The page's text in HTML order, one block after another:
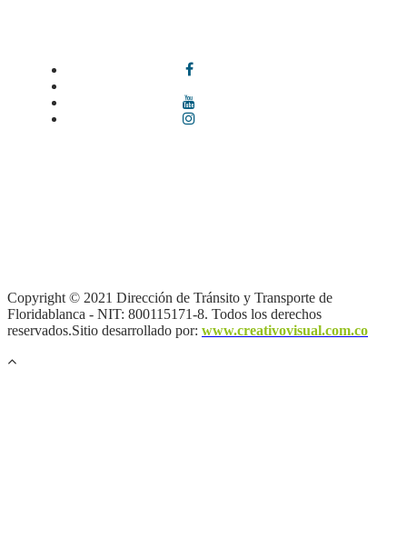
Copyright © 2021 Dirección de Tránsito y Transporte de
Floridablanca - NIT: 800115171-8. Todos los derechos
reservados.Sitio desarrollado por: www.creativovisual.com.co